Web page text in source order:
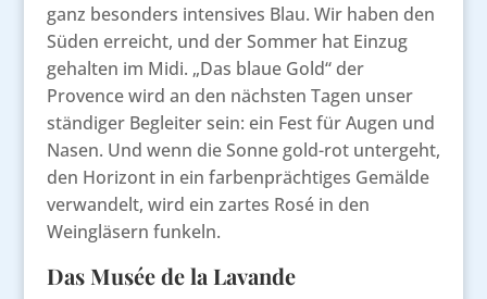
ganz besonders intensives Blau. Wir haben den
Süden erreicht, und der Sommer hat Einzug
gehalten im Midi. „Das blaue Gold“ der
Provence wird an den nächsten Tagen unser
ständiger Begleiter sein: ein Fest für Augen und
Nasen. Und wenn die Sonne gold-rot untergeht,
den Horizont in ein farbenprächtiges Gemälde
verwandelt, wird ein zartes Rosé in den
Weingläsern funkeln.
Das Musée de la Lavande